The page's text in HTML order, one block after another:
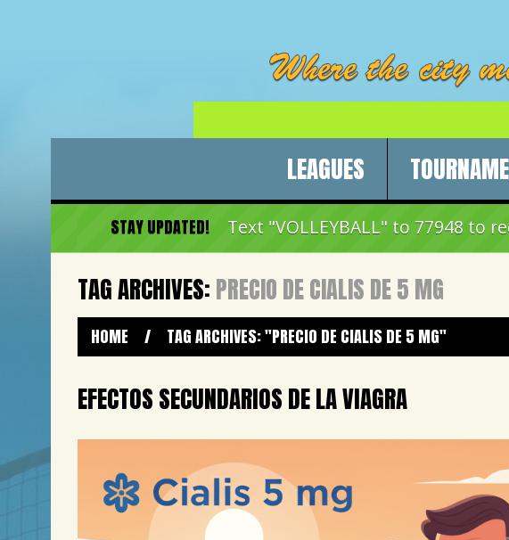
LEAGUES
STAY UPDATED! Text "VOLLEYBALL" to 77948 to
TAG ARCHIVES: PRECIO DE CIALIS DE 5 MG
HOME / TAG ARCHIVES: "PRECIO DE CIALIS DE 5 MG"
EFECTOS SECUNDARIOS DE LA VIAGRA